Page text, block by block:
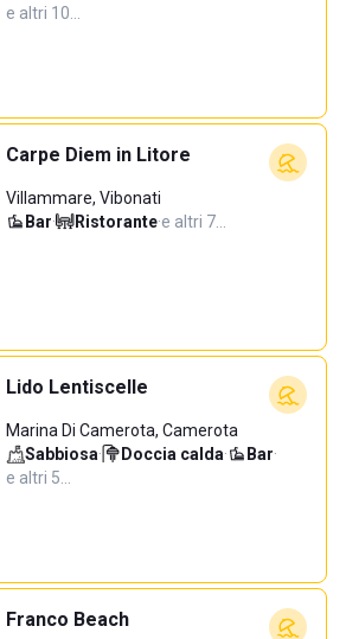
e altri 10…
Carpe Diem in Litore
Villammare, Vibonati
Bar· Ristorante·e altri 7…
Lido Lentiscelle
Marina Di Camerota, Camerota
Sabbiosa· Doccia calda· Bar·
e altri 5…
Franco Beach